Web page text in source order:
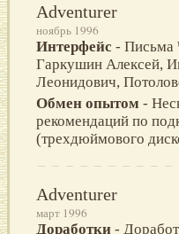
Adventurer
ноябрь 1996
Интерфейс - Письма
Гаркушин Алексей,
Леонидович,
Oбмен опытом -
рекомендаций по
(трехдюймового
Adventurer
март 1996
Доработки -